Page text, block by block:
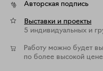
Авторская подпись
Выставки и проекты
5 индивидуальных и
Работу можно будет
по более высокой